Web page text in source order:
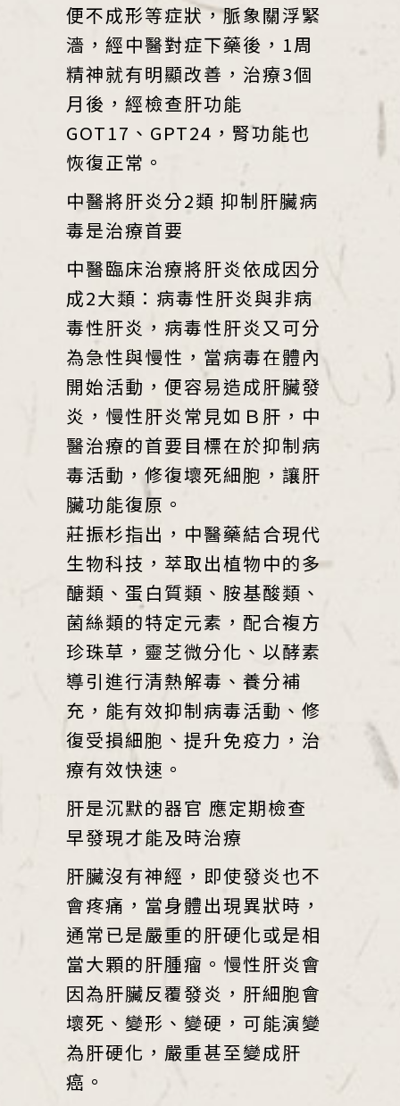
便不成形等症狀，脈象關浮緊
濇，經中醫對症下藥後，1周
精神就有明顯改善，治療3個
月後，經檢查肝功能
GOT17、GPT24，腎功能也
恢復正常。
中醫將肝炎分2類 抑制肝臟病
毒是治療首要
中醫臨床治療將肝炎依成因分
成2大類：病毒性肝炎與非病
毒性肝炎，病毒性肝炎又可分
為急性與慢性，當病毒在體內
開始活動，便容易造成肝臟發
炎，慢性肝炎常見如Ｂ肝，中
醫治療的首要目標在於抑制病
毒活動，修復壞死細胞，讓肝
臟功能復原。
莊振杉指出，中醫藥結合現代
生物科技，萃取出植物中的多
醣類、蛋白質類、胺基酸類、
菌絲類的特定元素，配合複方
珍珠草，靈芝微分化、以酵素
導引進行清熱解毒、養分補
充，能有效抑制病毒活動、修
復受損細胞、提升免疫力，治
療有效快速。
肝是沉默的器官 應定期檢查
早發現才能及時治療
肝臟沒有神經，即使發炎也不
會疼痛，當身體出現異狀時，
通常已是嚴重的肝硬化或是相
當大顆的肝腫瘤。慢性肝炎會
因為肝臟反覆發炎，肝細胞會
壞死、變形、變硬，可能演變
為肝硬化，嚴重甚至變成肝
癌。